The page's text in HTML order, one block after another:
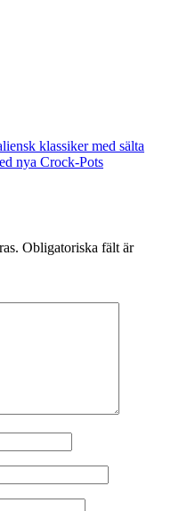
klassiker med sälta
nya Crock-Pots
Obligatoriska fält är